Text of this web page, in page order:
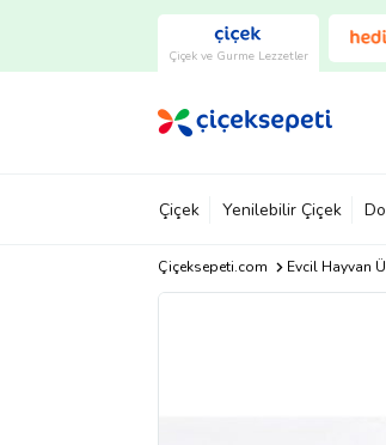
Çiçek ve Gurme Lezzetler
Çiçek Yenilebilir Çiçek
Çiçeksepeti.com Evcil Hayvan